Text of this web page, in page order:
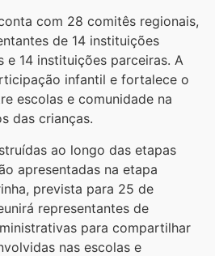
com 28 comitês regionais,
de 14 instituições
e 14 instituições parceiras. A
infantil e fortalece o
escolas e comunidade na
das crianças.
ao longo das etapas
apresentadas na etapa
prevista para 25 de
representantes de
para compartilhar
nas escolas e